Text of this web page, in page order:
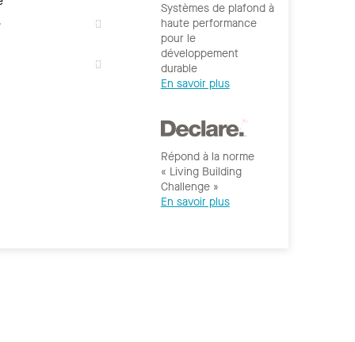
Systèmes de plafond à
haute performance
pour le
développement
durable
En savoir plus
Répond à la norme
« Living Building
Challenge »
En savoir plus